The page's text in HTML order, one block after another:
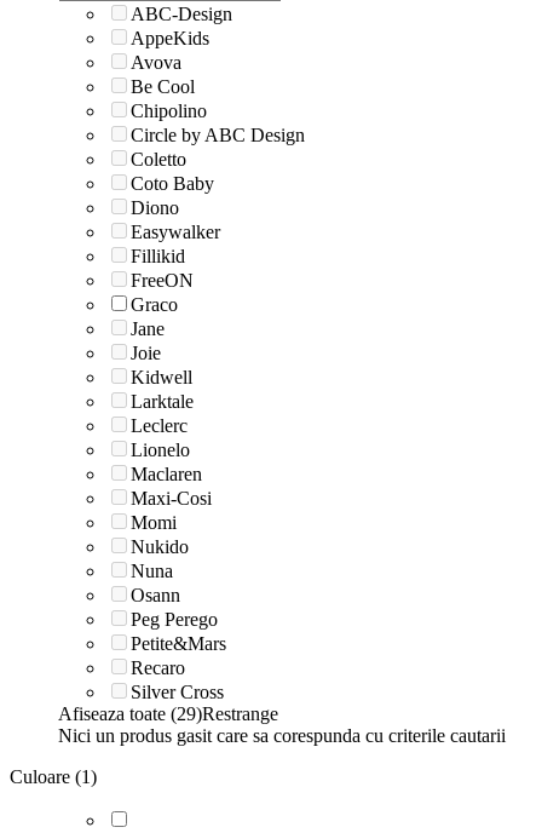
ABC-Design
AppeKids
Avova
Be Cool
Chipolino
Circle by ABC Design
Coletto
Coto Baby
Diono
Easywalker
Fillikid
FreeON
Graco
Jane
Joie
Kidwell
Larktale
Leclerc
Lionelo
Maclaren
Maxi-Cosi
Momi
Nukido
Nuna
Osann
Peg Perego
Petite&Mars
Recaro
Silver Cross
Afiseaza toate (29)Restrange
Nici un produs gasit care sa corespunda cu criterile cautarii
Culoare (1)